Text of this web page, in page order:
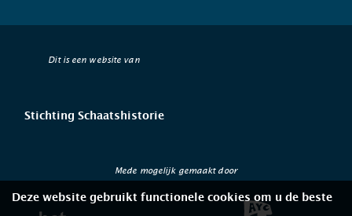
Dit is een website van
Stichting Schaatshistorie
Mede mogelijk gemaakt door
Deze website gebruikt functionele cookies om u de beste